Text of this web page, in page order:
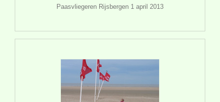
Paasvliegeren Rijsbergen 1 april 2013